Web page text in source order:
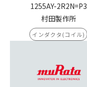
1255AY-2R2N=P3
村田製作所
インダクタ(コイル)